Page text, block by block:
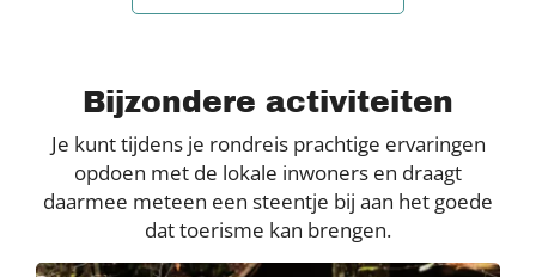
Bijzondere activiteiten
Je kunt tijdens je rondreis prachtige ervaringen
opdoen met de lokale inwoners en draagt
daarmee meteen een steentje bij aan het goede
dat toerisme kan brengen.